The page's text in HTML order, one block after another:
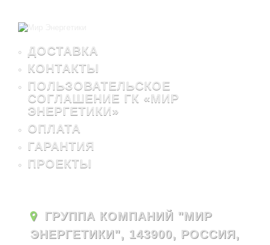
ДОСТАВКА
КОНТАКТЫ
ПОЛЬЗОВАТЕЛЬСКОЕ
СОГЛАШЕНИЕ ГК «МИР
ЭНЕРГЕТИКИ»
ОПЛАТА
ГАРАНТИЯ
ПРОЕКТЫ
ГРУППА КОМПАНИЙ "МИР
ЭНЕРГЕТИКИ", 143900, РОССИЯ,